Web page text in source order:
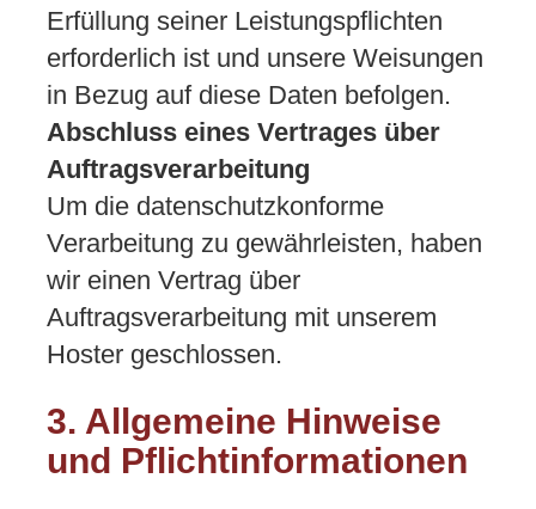
Erfüllung seiner Leistungspflichten
erforderlich ist und unsere Weisungen
in Bezug auf diese Daten befolgen.
Abschluss eines Vertrages über
Auftragsverarbeitung
Um die datenschutzkonforme
Verarbeitung zu gewährleisten, haben
wir einen Vertrag über
Auftragsverarbeitung mit unserem
Hoster geschlossen.
3. Allgemeine Hinweise
und Pflichtinformationen